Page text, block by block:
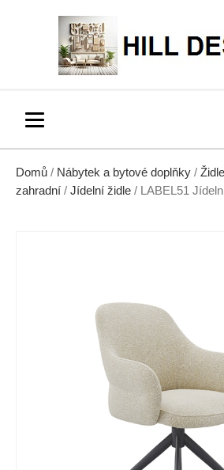
Domů / Nábytek a bytové doplňky /
zahradní / Jídelní židle / LABEL51